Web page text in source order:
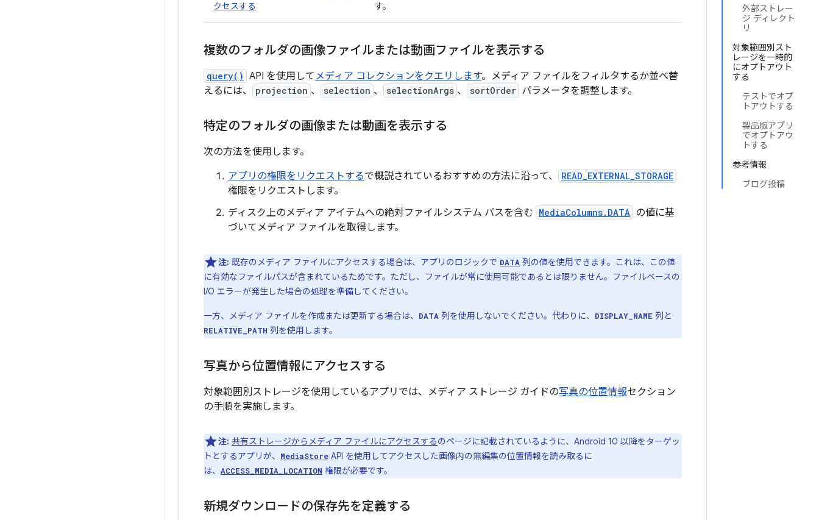
外部ストレー
ジ ディレクト
リ
対象範囲別スト
レージを一時的
にオプトアウト
する
テストでオプ
トアウトする
製品版アプリ
でオプトアウ
トする
参考情報
ブログ投稿
クセスする
す。
複数のフォルダの画像ファイルまたは動画ファイルを表示する
query() API を使用して メディア コレクションをクエリします。メディア ファイルをフィルタするか並べ替
えるには、
projection 、 selection 、 selectionArgs 、 sortOrder パラメータを調整します。
特定のフォルダの画像または動画を表示する
次の方法を使用します。
アプリの権限をリクエストするで概説されているおすすめの方法に沿って、 READ_EXTERNAL_STORAGE
権限をリクエストします。
ディスク上のメディア アイテムへの絶対ファイルシステム パスを含む MediaColumns.DATA の値に基
づいてメディア ファイルを取得します。
注: 既存のメディア ファイルにアクセスする場合は、アプリのロジックで DATA 列の値を使用できます。これは、この値
に有効なファイルパスが含まれているためです。ただし、ファイルが常に使用可能であるとは限りません。ファイルベースの
I/O エラーが発生した場合の処理を準備してください。
一方、メディア ファイルを作成または更新する場合は、 DATA 列を使用しないでください。代わりに、 DISPLAY_NAME 列と
RELATIVE_PATH 列を使用します。
写真から位置情報にアクセスする
対象範囲別ストレージを使用しているアプリでは、メディア ストレージ ガイドの写真の位置情報セクション
の手順を実施します。
注: 共有ストレージからメディア ファイルにアクセスするのページに記載されているように、Android 10 以降をターゲッ
トとするアプリが、
MediaStore API を使用してアクセスした画像内の無編集の位置情報を読み取るに
は、 ACCESS_MEDIA_LOCATION 権限が必要です。
新規ダウンロードの保存先を定義する